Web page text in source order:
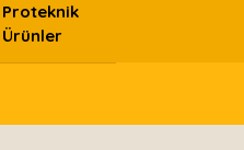
Proteknik
Ürünler